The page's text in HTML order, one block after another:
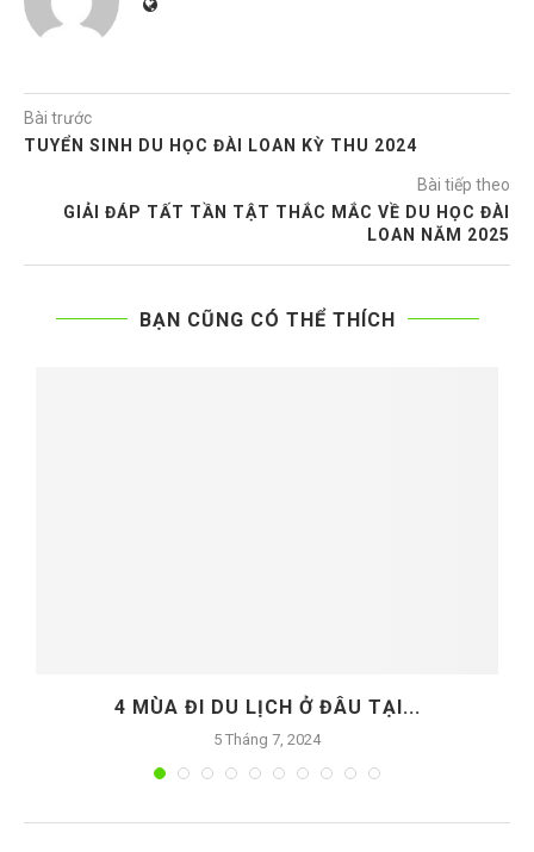
Bài trước
TUYỂN SINH DU HỌC ĐÀI LOAN KỲ THU 2024
Bài tiếp theo
GIẢI ĐÁP TẤT TẦN TẬT THẮC MẮC VỀ DU HỌC ĐÀI
LOAN NĂM 2025
BẠN CŨNG CÓ THỂ THÍCH
4 MÙA ĐI DU LỊCH Ở ĐÂU TẠI...
5 Tháng 7, 2024